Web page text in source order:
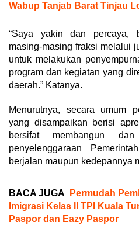
Wabup Tanjab Barat Tinjau
“Saya yakin dan percaya,
masing-masing fraksi melalui
untuk melakukan
program dan kegiatan yang
daerah.” Katanya.
Menurutnya, secara umum
yang disampaikan berisi
bersifat membangun
penyelenggaraan
berjalan maupun kedepannya
BACA JUGA
Permudah
Imigrasi Kelas II TPI Kuala
Paspor dan Eazy Paspor